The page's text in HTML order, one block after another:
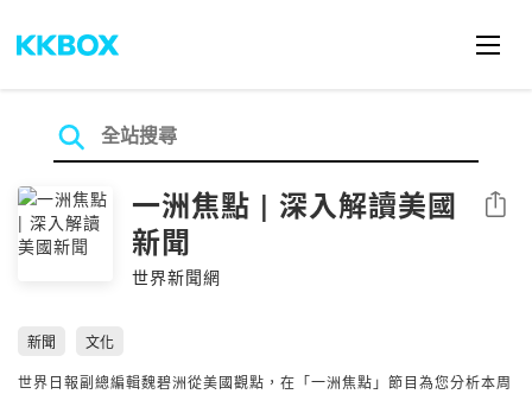
一洲焦點 | 深入解讀美國
新聞
世界新聞網
分享
新聞
文化
世界日報副總編輯魏碧洲從美國觀點，在「一洲焦點」節目為您分析本周